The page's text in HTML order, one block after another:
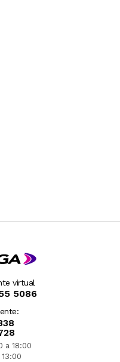
a 18:00
virtual
5086